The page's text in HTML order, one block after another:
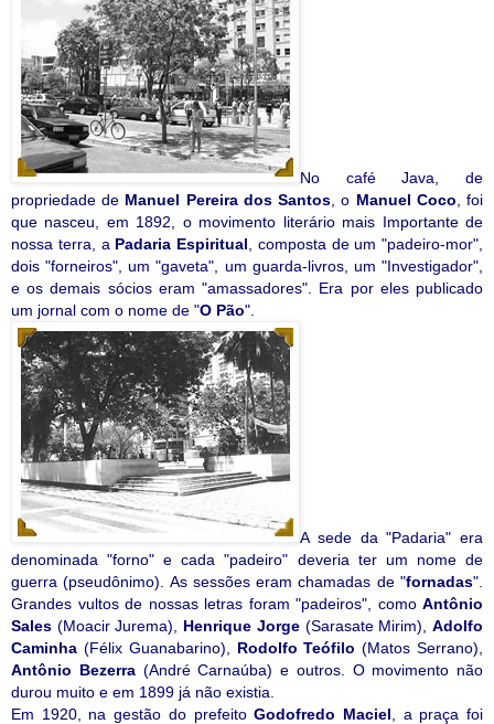
No café Java, de
propriedade de Manuel Pereira dos Santos , o Manuel Coco , foi
que nasceu, em 1892, o movimento literário mais Importante de
nossa terra, a Padaria Espiritual , composta de um "padeiro-mor",
dois "forneiros", um "gaveta", um guarda-livros, um "Investigador",
e os demais sócios eram "amassadores". Era por eles publicado
um jornal com o nome de "O Pão".
A sede da "Padaria" era
denominada "forno" e cada "padeiro" deveria ter um nome de
guerra (pseudônimo). As sessões eram chamadas de "fornadas".
Grandes vultos de nossas letras foram "padeiros", como Antônio
Sales (Moacir Jurema), Henrique Jorge(Sarasate Mirim),Adolfo
Caminha (Félix Guanabarino), Rodolfo Teófilo (Matos Serrano),
Antônio Bezerra(André Carnaúba) e outros. O movimento não
durou muito e em 1899 já não existia.
Em 1920, na gestão do prefeitoGodofredo Maciel , a praça foi